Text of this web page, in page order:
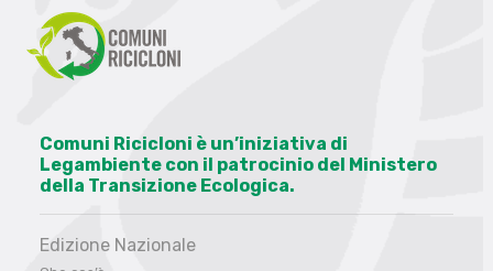
Comuni Ricicloni è un’iniziativa di
Legambiente con il patrocinio del Ministero
della Transizione Ecologica.
Edizione Nazionale